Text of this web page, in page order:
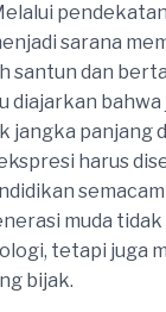
sarana
santun dan
diajarkan bahwa
jangka panjang
harus
muda tidak
tetapi juga
bijak.